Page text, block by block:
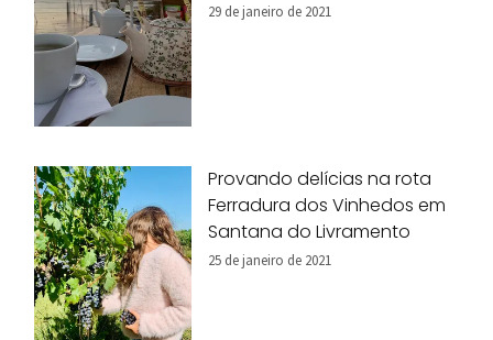
29 de janeiro de 2021
Provando delícias na rota
Ferradura dos Vinhedos em
Santana do Livramento
25 de janeiro de 2021